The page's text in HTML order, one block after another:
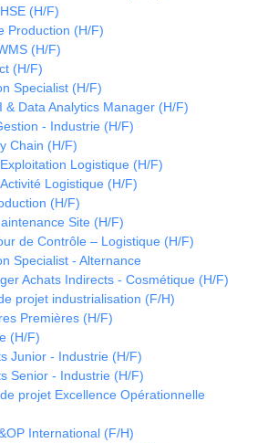
(H/F)
Production (H/F)
(H/F)
(H/F)
Specialist (H/F)
& Data Analytics Manager (H/F)
- Industrie (H/F)
Chain (H/F)
Logistique (H/F)
Logistique (H/F)
(H/F)
Site (H/F)
de Contrôle – Logistique (H/F)
Specialist - Alternance
Achats Indirects - Cosmétique (H/F)
projet industrialisation (F/H)
Premières (H/F)
(H/F)
Junior - Industrie (H/F)
Senior - Industrie (H/F)
projet Excellence Opérationnelle
International (F/H)